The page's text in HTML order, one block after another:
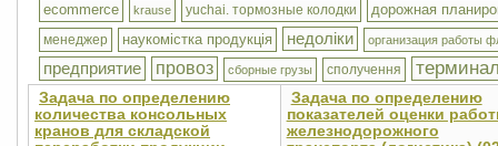
ecommerce krause yuchai. тормозные колодки дорожная
менеджер наукомістка продукція недоліки организация работы
предприятие провоз сборные грузы сполучення
Задача по определению
количества консольных
кранов для складской
Задача по определению
показателей оценки
железнодорожного